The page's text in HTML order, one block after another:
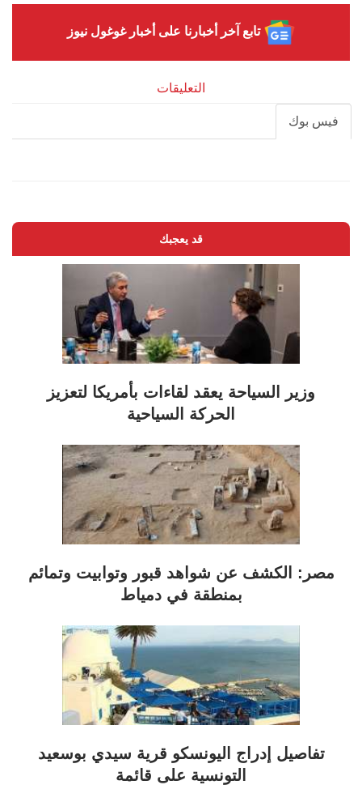
تابع آخر أخبارنا على أخبار غوغول نيوز
التعليقات
فيس بوك
قد يعجبك
وزير السياحة يعقد لقاءات بأمريكا لتعزيز
الحركة السياحية
مصر: الكشف عن شواهد قبور وتوابيت وتمائم
بمنطقة في دمياط
تفاصيل إدراج اليونسكو قرية سيدي بوسعيد
التونسية على قائمة